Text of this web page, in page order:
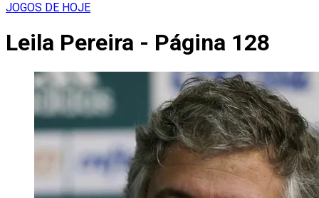
JOGOS DE HOJE
Leila Pereira - Página 128